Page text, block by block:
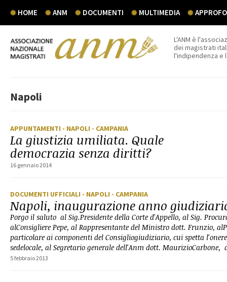
HOME ANM DOCUMENTI MULTIMEDIA
L'ANM è
dei magistrati
l'indipendenza e
Napoli
APPUNTAMENTI - NAPOLI - CAMPANIA
La giustizia umiliata. Quale
democrazia senza diritti?
16 gennaio 2014
DOCUMENTI UFFICIALI - NAPOLI - CAMPANIA
Napoli, inaugurazione anno
Porgo il saluto al Sig.Presidente della Corte d'Appello, al Sig.
alConsigliere Pepe, al Rappresentante del Ministro dott. Frunzio,
particolare ai componenti del Consigliogiudiziario, cui spetta
sedelocale, al Segretario generale dell'Anm dott.
5 febbraio 2013